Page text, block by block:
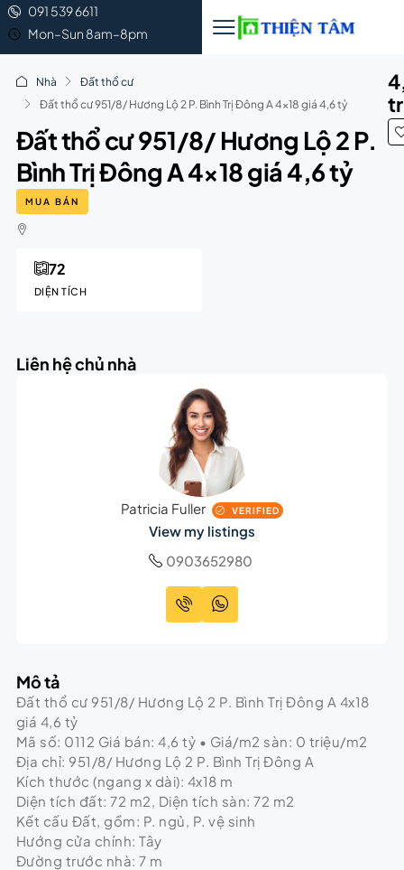
091 539 6611
Mon–Sun 8am–8pm
Nhà
Đất thổ cư
Đất thổ cư 951/8/ Hương Lộ 2 P. Bình Trị Đông A 4×18 giá 4,6 tỷ
Đất thổ cư 951/8/ Hương Lộ 2 P.
Bình Trị Đông A 4×18 giá 4,6 tỷ
MUA BÁN
DIỆN TÍCH
72
Liên hệ chủ nhà
Patricia Fuller VERIFIED
View my listings
0903652980
Mô tả
Đất thổ cư 951/8/ Hương Lộ 2 P. Bình Trị Đông A 4x18
giá 4,6 tỷ
Mã số: 0112 Giá bán: 4,6 tỷ • Giá/m2 sàn: 0 triệu/m2
Địa chỉ: 951/8/ Hương Lộ 2 P. Bình Trị Đông A
Kích thước (ngang x dài): 4x18 m
Diện tích đất: 72 m2, Diện tích sàn: 72 m2
Kết cấu Đất, gồm: P. ngủ, P. vệ sinh
Hướng cửa chính: Tây
Đường trước nhà: 7 m